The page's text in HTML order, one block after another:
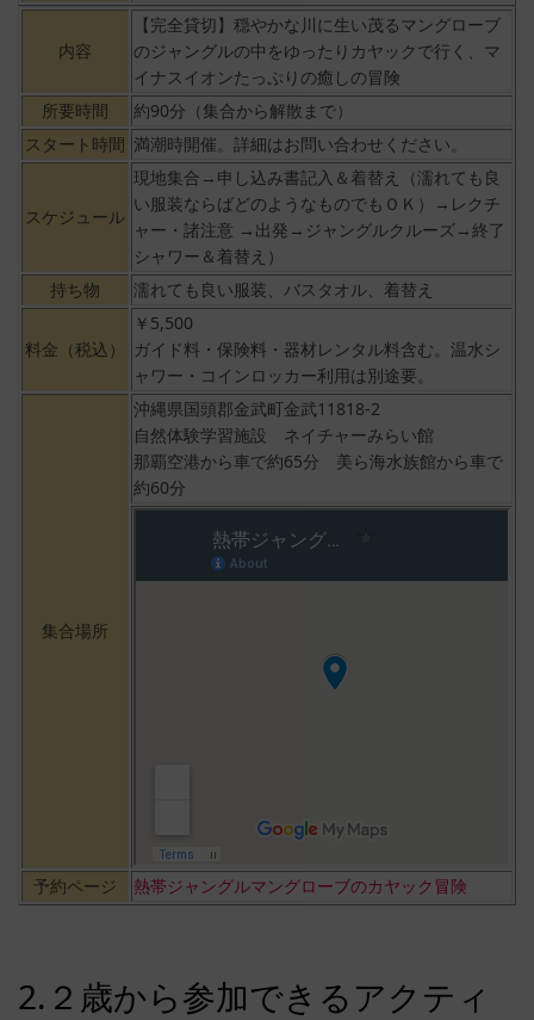
内容
【完全貸切】穏やかな川に生い茂るマングローブ
のジャングルの中をゆったりカヤックで行く、マ
イナスイオンたっぷりの癒しの冒険
所要時間
約90分（集合から解散まで）
スタート時間 満潮時開催。詳細はお問い合わせください。
スケジュール
現地集合→申し込み書記入＆着替え（濡れても良
い服装ならばどのようなものでもＯＫ）→レクチ
ャー・諸注意 →出発→ジャングルクルーズ→終了
シャワー＆着替え）
持ち物
濡れても良い服装、バスタオル、着替え
料金（税込）
￥5,500
ガイド料・保険料・器材レンタル料含む。温水シ
ャワー・コインロッカー利用は別途要。
集合場所
沖縄県国頭郡金武町金武11818-2
自然体験学習施設 ネイチャーみらい館
那覇空港から車で約65分 美ら海水族館から車で
約60分
予約ページ 熱帯ジャングルマングローブのカヤック冒険
2.２歳から参加できるアクティ